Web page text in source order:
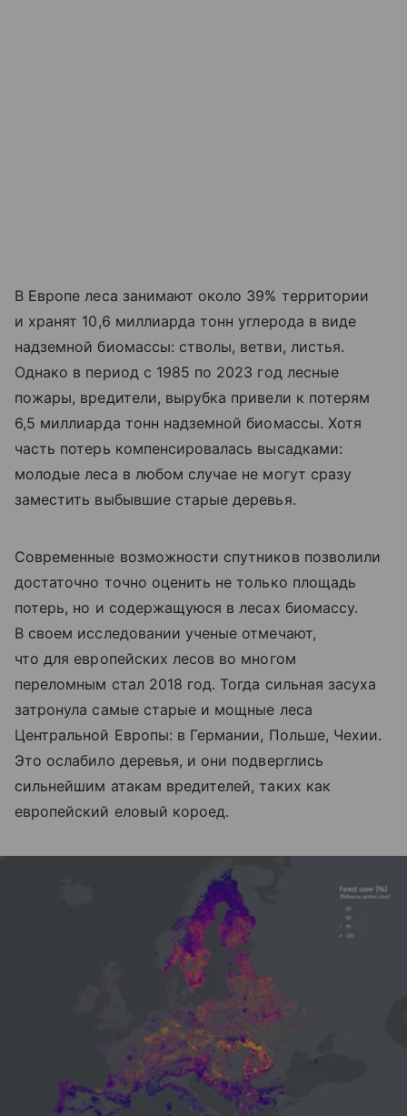
В Европе леса занимают около 39% территории
и хранят 10,6 миллиарда тонн углерода в виде
надземной биомассы: стволы, ветви, листья.
Однако в период с 1985 по 2023 год лесные
пожары, вредители, вырубка привели к потерям
6,5 миллиарда тонн надземной биомассы. Хотя
часть потерь компенсировалась высадками:
молодые леса в любом случае не могут сразу
заместить выбывшие старые деревья.
Современные возможности спутников позволили
достаточно точно оценить не только площадь
потерь, но и содержащуюся в лесах биомассу.
В своем исследовании ученые отмечают,
что для европейских лесов во многом
переломным стал 2018 год. Тогда сильная засуха
затронула самые старые и мощные леса
Центральной Европы: в Германии, Польше, Чехии.
Это ослабило деревья, и они подверглись
сильнейшим атакам вредителей, таких как
европейский еловый короед.